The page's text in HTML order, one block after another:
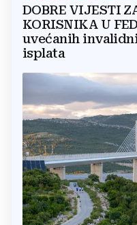
DOBRE VIJESTI
KORISNIKA U
uvećanih
isplata